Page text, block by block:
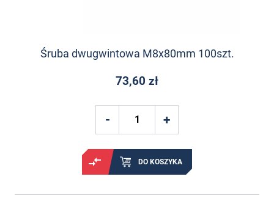
Śruba dwugwintowa M8x80mm 100szt.
73,60 zł
DO KOSZYKA